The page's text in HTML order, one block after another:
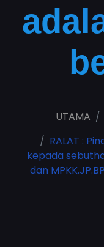
UTAMA
RALAT :
kepada
dan